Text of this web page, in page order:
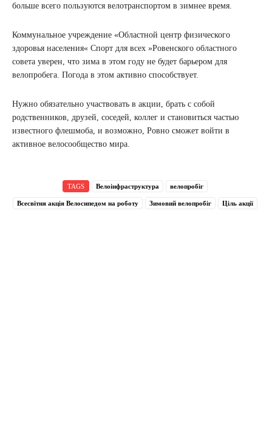
больше всего пользуются велотранспортом в зимнее время.
Коммунальное учреждение «Областной центр физического
здоровья населения« Спорт для всех »Ровенского областного
совета уверен, что зима в этом году не будет барьером для
велопробега. Погода в этом активно способствует.
Нужно обязательно участвовать в акции, брать с собой
родственников, друзей, соседей, коллег и становиться частью
известного флешмоба, и возможно, Ровно сможет войти в
активное велосообщество мира.
TAGS Велоінфраструктура велопробіг
Всесвітня акція Велосипедом на роботу Зимовий велопробіг Ціль акції